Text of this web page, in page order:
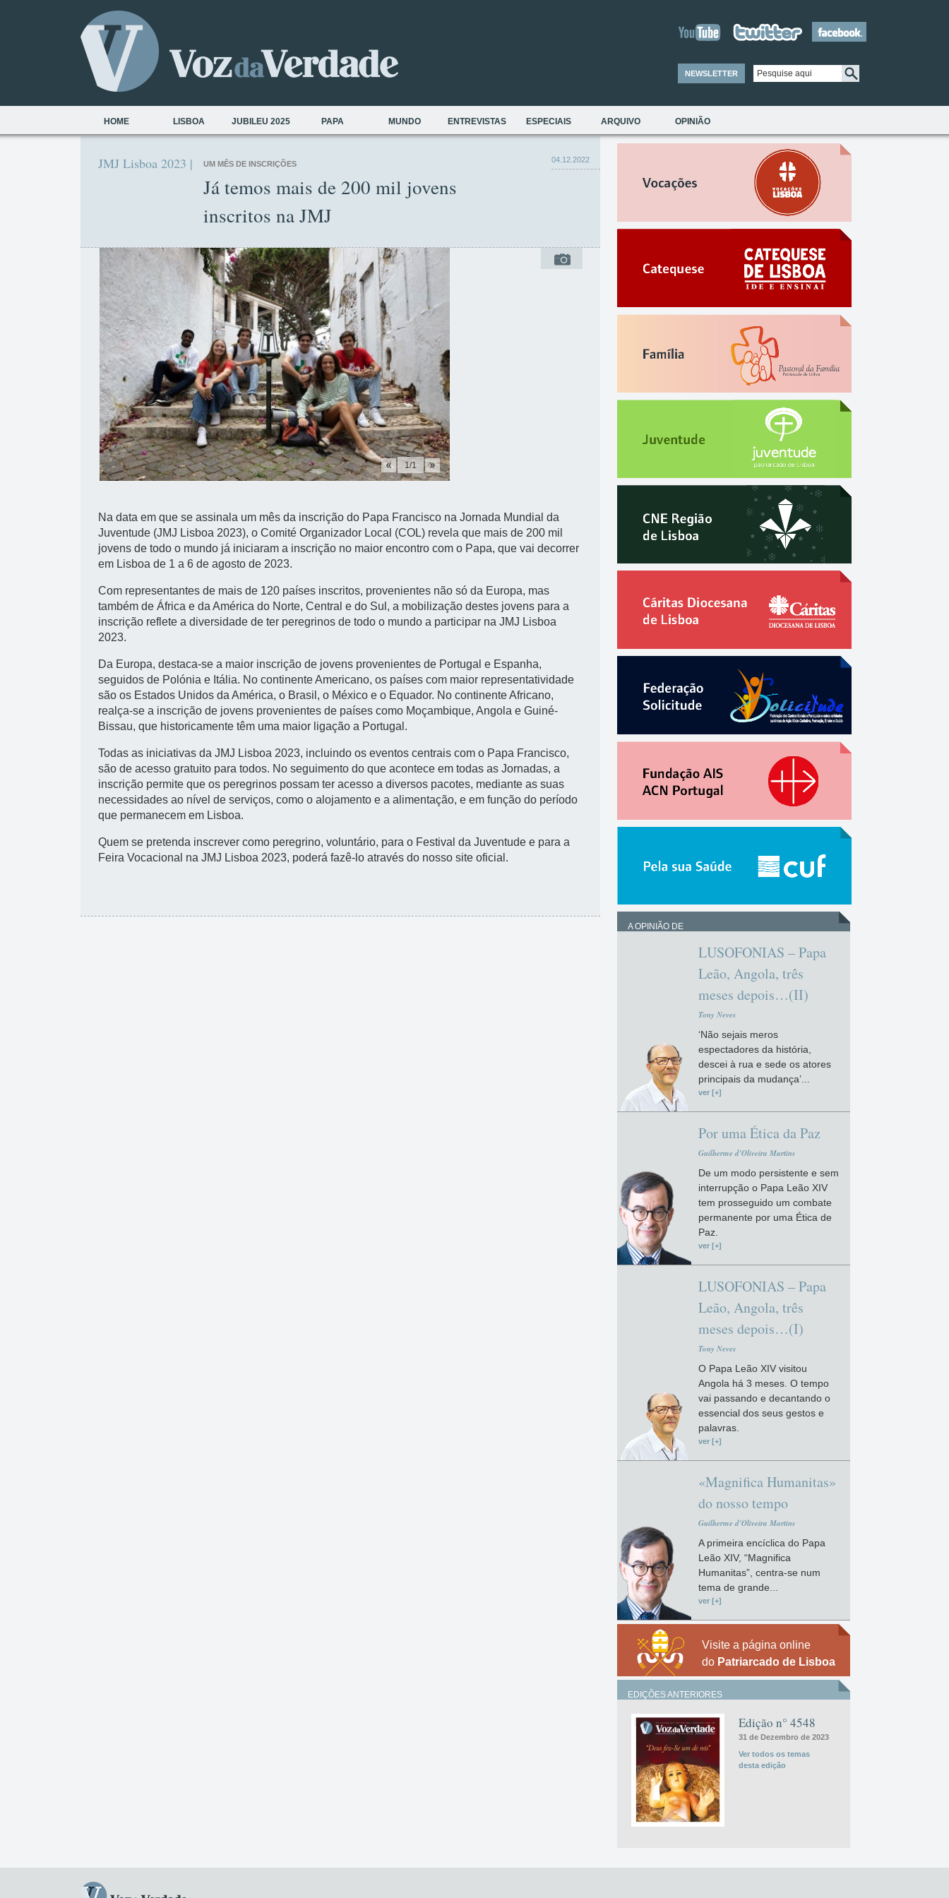
NEWSLETTER
HOME LISBOA JUBILEU 2025 PAPA MUNDO ENTREVISTAS ESPECIAIS ARQUIVO OPINIÃO
04.12.2022
JMJ Lisboa 2023 | UM MÊS DE INSCRIÇÕES
Já temos mais de 200 mil jovens
inscritos na JMJ
1/1
Na data em que se assinala um mês da inscrição do Papa Francisco na Jornada Mundial da
Juventude (JMJ Lisboa 2023), o Comité Organizador Local (COL) revela que mais de 200 mil
jovens de todo o mundo já iniciaram a inscrição no maior encontro com o Papa, que vai decorrer
em Lisboa de 1 a 6 de agosto de 2023.
Com representantes de mais de 120 países inscritos, provenientes não só da Europa, mas
também de África e da América do Norte, Central e do Sul, a mobilização destes jovens para a
inscrição reflete a diversidade de ter peregrinos de todo o mundo a participar na JMJ Lisboa
2023.
Da Europa, destaca-se a maior inscrição de jovens provenientes de Portugal e Espanha,
seguidos de Polónia e Itália. No continente Americano, os países com maior representatividade
são os Estados Unidos da América, o Brasil, o México e o Equador. No continente Africano,
realça-se a inscrição de jovens provenientes de países como Moçambique, Angola e Guiné-
Bissau, que historicamente têm uma maior ligação a Portugal.
Todas as iniciativas da JMJ Lisboa 2023, incluindo os eventos centrais com o Papa Francisco,
são de acesso gratuito para todos. No seguimento do que acontece em todas as Jornadas, a
inscrição permite que os peregrinos possam ter acesso a diversos pacotes, mediante as suas
necessidades ao nível de serviços, como o alojamento e a alimentação, e em função do período
que permanecem em Lisboa.
Quem se pretenda inscrever como peregrino, voluntário, para o Festival da Juventude e para a
Feira Vocacional na JMJ Lisboa 2023, poderá fazê-lo através do nosso site oficial.
A OPINIÃO DE
LUSOFONIAS – Papa
Leão, Angola, três
meses depois…(II)
Tony Neves
‘Não sejais meros
espectadores da história,
descei à rua e sede os atores
principais da mudança’...
ver [+]
Por uma Ética da Paz
Guilherme d'Oliveira Martins
De um modo persistente e sem
interrupção o Papa Leão XIV
tem prosseguido um combate
permanente por uma Ética de
Paz.
ver [+]
LUSOFONIAS – Papa
Leão, Angola, três
meses depois…(I)
Tony Neves
O Papa Leão XIV visitou
Angola há 3 meses. O tempo
vai passando e decantando o
essencial dos seus gestos e
palavras.
ver [+]
«Magnifica Humanitas»
do nosso tempo
Guilherme d'Oliveira Martins
A primeira encíclica do Papa
Leão XIV, “Magnifica
Humanitas”, centra-se num
tema de grande...
ver [+]
Visite a página online
do Patriarcado de Lisboa
EDIÇÕES ANTERIORES
Edição n° 4548
31 de Dezembro de 2023
Ver todos os temas
desta edição